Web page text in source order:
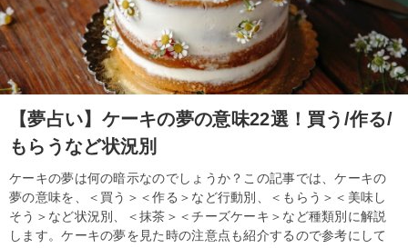
【夢占い】ケーキの夢の意味22選！買う/作る/
もらうなど状況別
ケーキの夢は何の暗示なのでしょうか？この記事では、ケーキの
夢の意味を、＜買う＞＜作る＞など行動別、＜もらう＞＜美味し
そう＞など状況別、＜抹茶＞＜チーズケーキ＞など種類別に解説
します。ケーキの夢を見た時の注意点も紹介するので参考にして